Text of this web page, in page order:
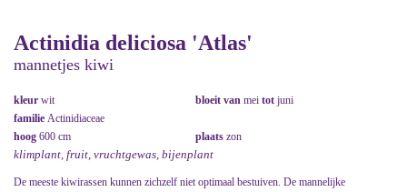
Actinidia deliciosa 'Atlas'
mannetjes kiwi
kleur wit bloeit van mei tot juni
familie Actinidiaceae
hoog 600 cm plaats zon
klimplant, fruit, vruchtgewas, bijenplant
De meeste kiwirassen kunnen zichzelf niet optimaal bestuiven. De mannelijke